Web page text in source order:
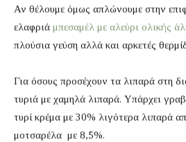
Αν θέλουμε όμως απλώνουμε στην
ελαφριά μπεσαμέλ με αλεύρι ολικής
πλούσια γεύση αλλά και αρκετές
Για όσους προσέχουν τα λιπαρά στη
τυριά με χαμηλά λιπαρά. Υπάρχει
τυρί κρέμα με 30% λιγότερα λιπαρά
μοτσαρέλα με 8,5%.